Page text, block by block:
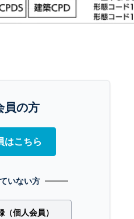
員の方
はこちら
いない方
個人会員）